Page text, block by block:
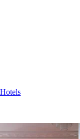
Hotels